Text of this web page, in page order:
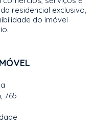
residencial exclusivo,
do imóvel
765